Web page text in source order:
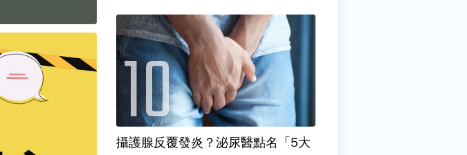
攝護腺反覆發炎？泌尿醫點名「5大